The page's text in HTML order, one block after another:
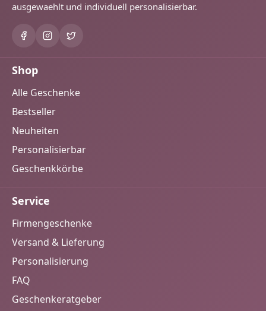
ausgewaehlt und individuell personalisierbar.
Shop
Alle Geschenke
Bestseller
Neuheiten
Personalisierbar
Geschenkkörbe
Service
Firmengeschenke
Versand & Lieferung
Personalisierung
FAQ
Geschenkeratgeber